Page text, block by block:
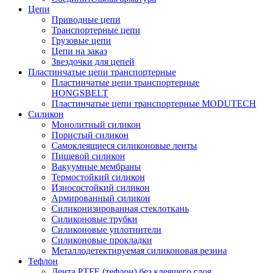
Цепи
Приводные цепи
Транспортерные цепи
Грузовые цепи
Цепи на заказ
Звездочки для цепей
Пластинчатые цепи транспортерные
Пластинчатые цепи транспортерные
HONGSBELT
Пластинчатые цепи транспортерные MODUTECH
Силикон
Монолитный силикон
Пористый силикон
Самоклеящиеся силиконовые ленты
Пищевой силикон
Вакуумные мембраны
Термостойкий силикон
Износостойкий силикон
Армированный силикон
Силиконизированная стеклоткань
Силиконовые трубки
Силиконовые уплотнители
Силиконовые прокладки
Металлодетектируемая силиконовая резина
Тефлон